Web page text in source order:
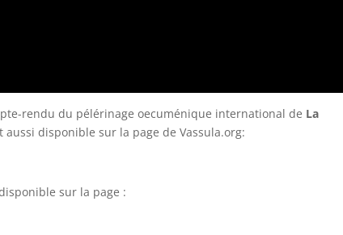
rendu du pélérinage oecuménique international de La
aussi disponible sur la page de Vassula.org:
sur la page :